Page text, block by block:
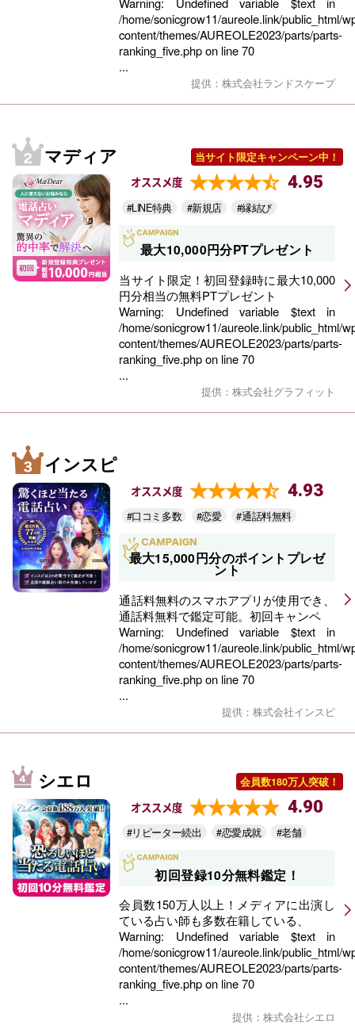
/home/sonicgrow11/aureole.link/public_html/
content/themes/AUREOLE2023/parts/parts-
ranking_five.phpon line70
...
提供：株式会社ランドスケープ
マディア 当サイト限定キャンペーン中！
オススメ度 4.95
#LINE特典 #新規店 #縁結び
最大10,000円分PTプレゼント
当サイト限定！初回登録時に最大10,000
円分相当の無料PTプレゼント
Warning: Undefined variable $text in
/home/sonicgrow11/aureole.link/public_html/
content/themes/AUREOLE2023/parts/parts-
ranking_five.phpon line70
...
提供：株式会社グラフィット
インスピ
オススメ度 4.93
#口コミ多数 #恋愛 #通話料無料
最大15,000円分のポイントプレゼ
ント
通話料無料のスマホアプリが使用でき、
通話料無料で鑑定可能。初回キャンペ
Warning: Undefined variable $text in
/home/sonicgrow11/aureole.link/public_html/
content/themes/AUREOLE2023/parts/parts-
ranking_five.phpon line70
...
提供：株式会社インスピ
シエロ 会員数180万人突破！
オススメ度 4.90
#リピーター続出 #恋愛成就 #老舗
初回登録10分無料鑑定！
会員数150万人以上！メディアに出演し
ている占い師も多数在籍している、
Warning: Undefined variable $text in
/home/sonicgrow11/aureole.link/public_html/
content/themes/AUREOLE2023/parts/parts-
ranking_five.phpon line70
...
提供：株式会社シエロ